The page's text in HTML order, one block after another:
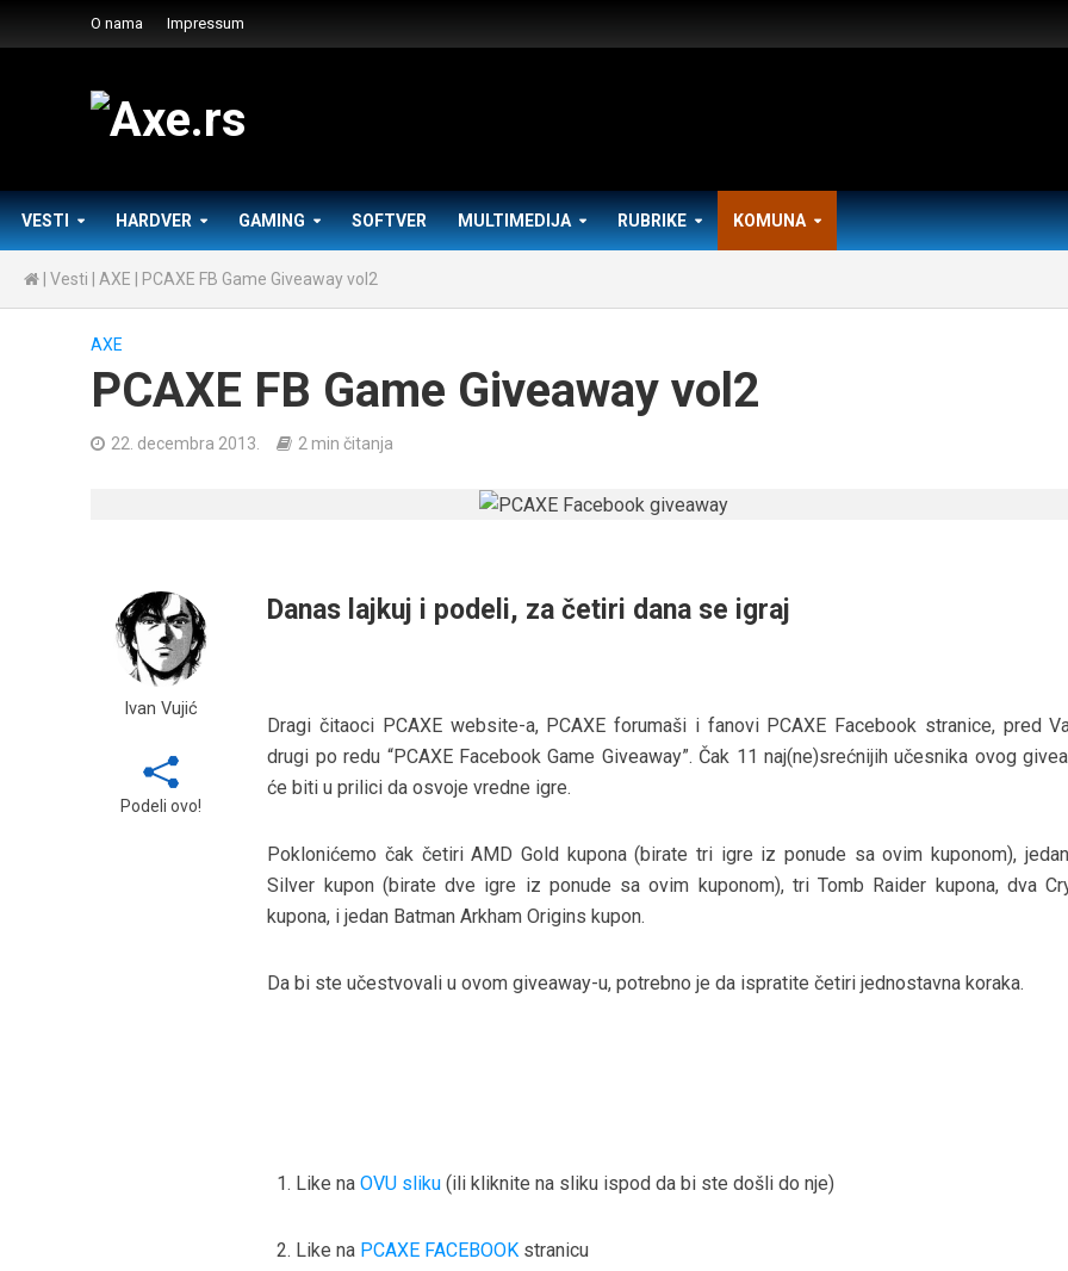
O nama Impressum
VESTI HARDVER GAMING SOFTVER MULTIMEDIJA RUBRIKE KOMUNA
Vesti AXE PCAXE FB Game Giveaway vol2
AXE
PCAXE FB Game Giveaway vol2
22. decembra 2013. 2 min čitanja
Ivan Vujić
Podeli ovo!
Danas lajkuj i podeli, za četiri dana se igraj
Dragi čitaoci PCAXE website-a, PCAXE forumaši i fanovi PCAXE Facebook stranice, pred
drugi po redu “PCAXE Facebook Game Giveaway”. Čak 11 naj(ne)srećnijih učesnika ovog
će biti u prilici da osvoje vredne igre.
Poklonićemo čak četiri AMD Gold kupona (birate tri igre iz ponude sa ovim kuponom),
Silver kupon (birate dve igre iz ponude sa ovim kuponom), tri Tomb Raider kupona, dva
kupona, i jedan Batman Arkham Origins kupon.
Da bi ste učestvovali u ovom giveaway-u, potrebno je da ispratite četiri jednostavna koraka.
Like naOVU sliku (ili kliknite na sliku ispod da bi ste došli do nje)
Like na PCAXE FACEBOOK stranicu